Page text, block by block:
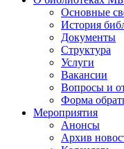
Основные
История
Документы
Структура
Услуги
Вакансии
Вопросы и
Форма
Мероприятия
Анонсы
Архив